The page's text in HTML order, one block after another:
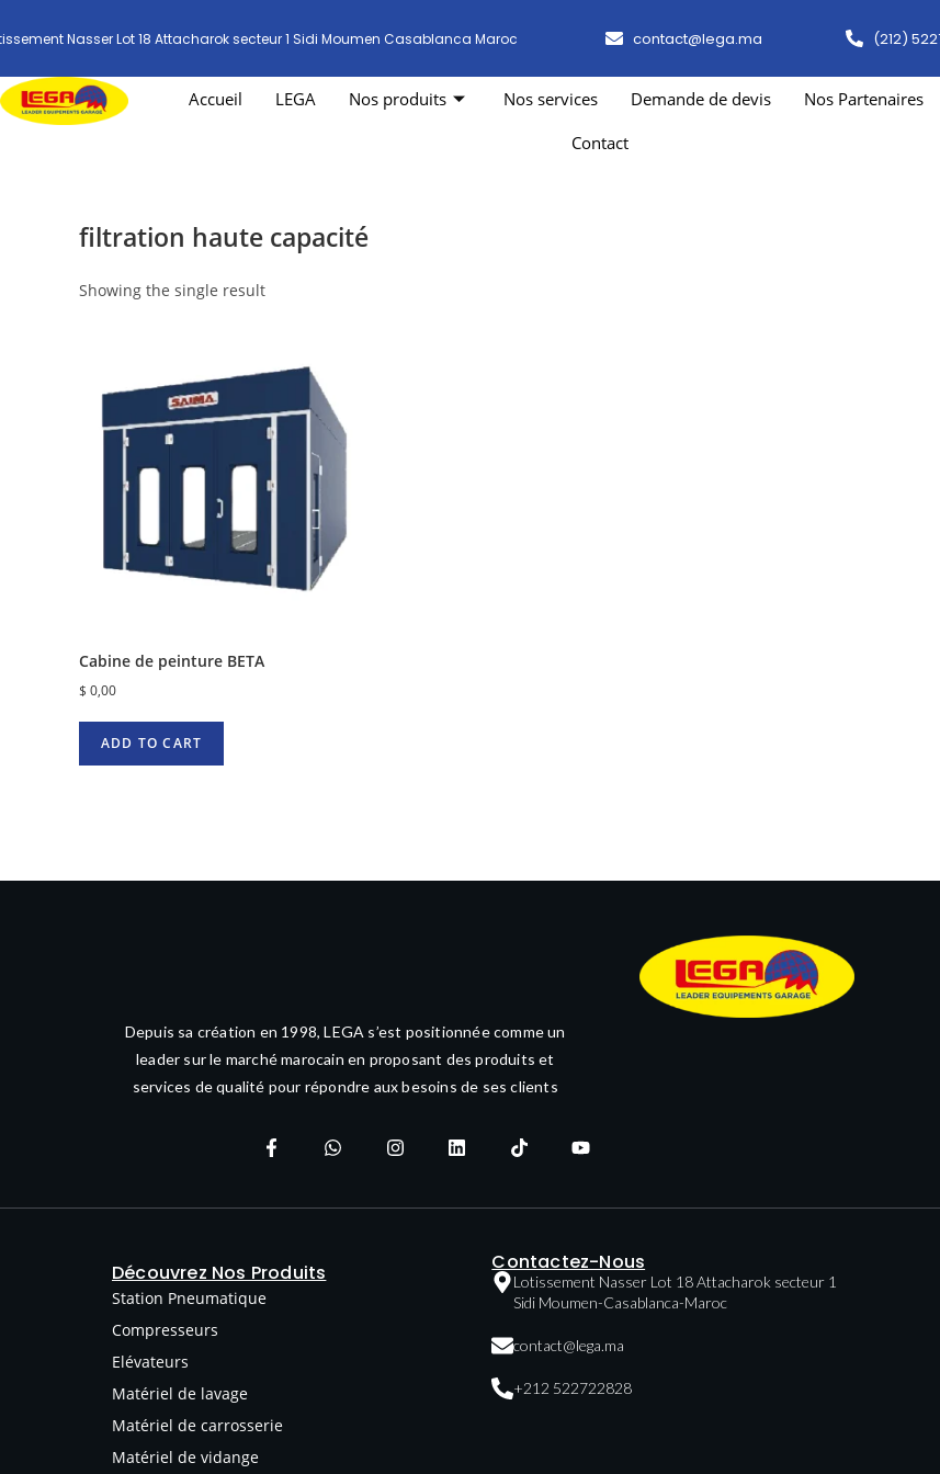
Nasser Lot 18 Attacharok secteur 1 Sidi Moumen Casablanca Maroc contact@lega.ma (212)
Accueil LEGA Nos produits Nos services Demande de devis Nos Partenaires
Contact
filtration haute capacité
Showing the single result
Cabine de peinture BETA
$ 0,00
ADD TO CART
Depuis sa création en 1998, LEGA s’est positionnée comme un
leader sur le marché marocain en proposant des produits et
services de qualité pour répondre aux besoins de ses clients
Découvrez Nos Produits
Station Pneumatique
Compresseurs
Elévateurs
Matériel de lavage
Matériel de carrosserie
Matériel de vidange
Contactez-Nous
Lotissement Nasser Lot 18 Attacharok secteur 1
Sidi Moumen-Casablanca-Maroc
contact@lega.ma
+212 522722828